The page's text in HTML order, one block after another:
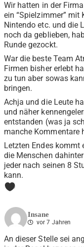
Wir hatten in der
ein “Spielzimmer” mit
Nintendo etc. und die
noch da geblieben,
Runde gezockt.
War die beste Team
Firmen bisher erlebt
zu tun aber sowas
bringen.
Achja und die Leute
und näher
entstanden (was ja
manche Kommentare
Letzten Endes kommt
die Menschen
jeder nach seinen 8
kann.
0
Insane
vor 7 Jahren
An dieser Stelle sei